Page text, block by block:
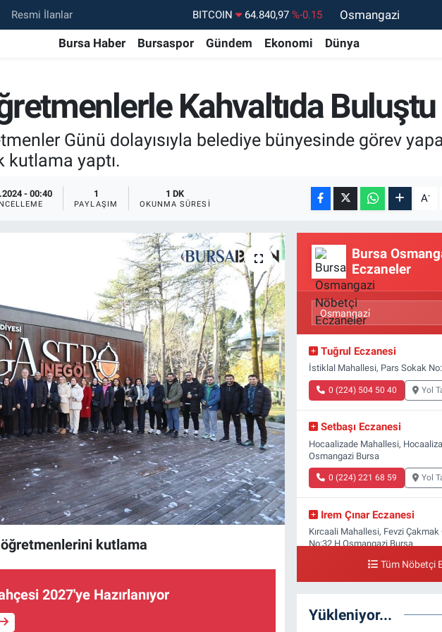
Resmi İlanlar
DOLAR
47,7436 %0.18
EURO
55,2510 %0.32
GRAM ALTIN
6660.55 %0
BİST100
13.779 %-14
Osmangazi
Bursa Haber Bursaspor Gündem Ekonomi Dünya
Kahvaltıda Buluştu
Günü dolayısıyla belediye bünyesinde görev
kutlama yaptı.
- 00:40 1
PAYLAŞIM
1 DK
OKUNMA SÜRESI A-
öğretmenlerini kutlama
2027'ye Hazırlanıyor
Bursa
Eczaneler
Tuğrul Eczanesi
İstiklal Mahallesi, Pars Sokak
0 (224) 504 50 40 Yol
Setbaşı Eczanesi
Hocaalizade Mahallesi,
Osmangazi Bursa
0 (224) 221 68 59 Yol
Irem Çınar Eczanesi
Kırcaali Mahallesi, Fevzi Çakmak
No:32 H Osmangazi Bursa
0 (224) 253 73 52 Yol
Soğanlı Mahallesi, 4.Kaymak
Tüm Nöbetçi
Yükleniyor...